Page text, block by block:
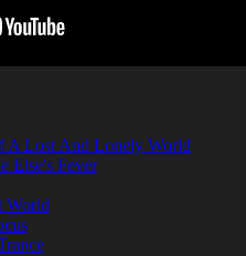
A Lost And Lonely World
Else's Fever
World